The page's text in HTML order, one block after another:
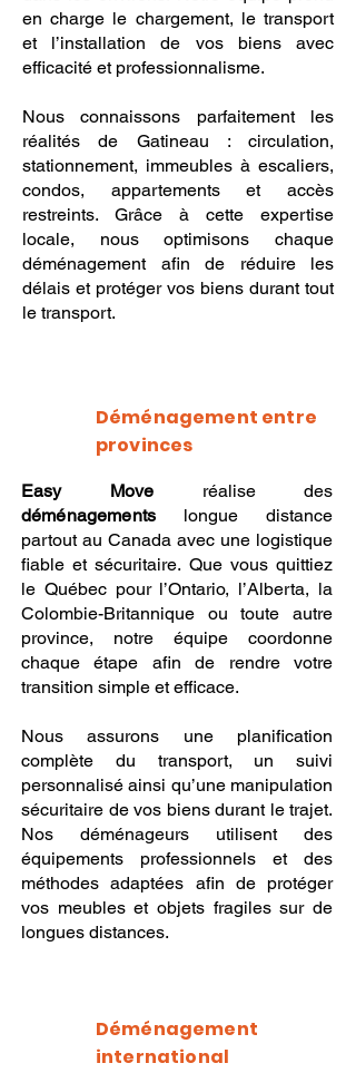
en charge le chargement, le transport
et l’installation de vos biens avec
efficacité et professionnalisme.
Nous connaissons parfaitement les
réalités de Gatineau : circulation,
stationnement, immeubles à escaliers,
condos, appartements et accès
restreints. Grâce à cette expertise
locale, nous optimisons chaque
déménagement afin de réduire les
délais et protéger vos biens durant tout
le transport.
Déménagement entre
provinces
Easy Move réalise des
déménagements longue distance
partout au Canada avec une logistique
fiable et sécuritaire. Que vous quittiez
le Québec pour l’Ontario, l’Alberta, la
Colombie-Britannique ou toute autre
province, notre équipe coordonne
chaque étape afin de rendre votre
transition simple et efficace.
Nous assurons une planification
complète du transport, un suivi
personnalisé ainsi qu’une manipulation
sécuritaire de vos biens durant le trajet.
Nos déménageurs utilisent des
équipements professionnels et des
méthodes adaptées afin de protéger
vos meubles et objets fragiles sur de
longues distances.
Déménagement
international